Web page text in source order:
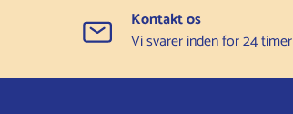
Kontakt os
Vi svarer inden for 24 timer